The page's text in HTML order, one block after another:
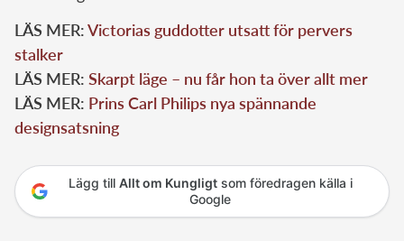
LÄS MER:Victorias guddotter utsatt för pervers
stalker
LÄS MER: Skarpt läge – nu får hon ta över allt mer
LÄS MER: Prins Carl Philips nya spännande
designsatsning
Lägg till Allt om Kungligtsom föredragen källa i
Google